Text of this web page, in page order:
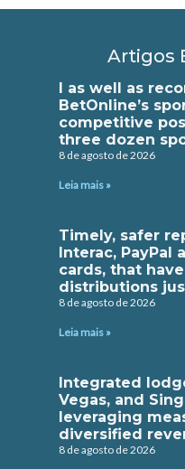
Artigos
I as well as
BetOnline’s
competitive
three dozen
8 de agosto de 2026
Leia mais »
Timely, safer
Interac, PayPal
cards, that
distributions
8 de agosto de 2026
Leia mais »
Integrated
Vegas, and
leveraging
diversified
8 de agosto de 2026